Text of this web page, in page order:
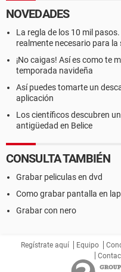
NOVEDADES
La regla de los 10 mil
realmente necesario para la
¡No caigas! Así es como te
temporada navideña
Así puedes tomarte un
aplicación
Los científicos descubren
antigüedad en Belice
CONSULTA TAMBIÉN
Grabar peliculas en dvd
Como grabar pantalla en
Grabar con nero
Regístrate aquí Equipo